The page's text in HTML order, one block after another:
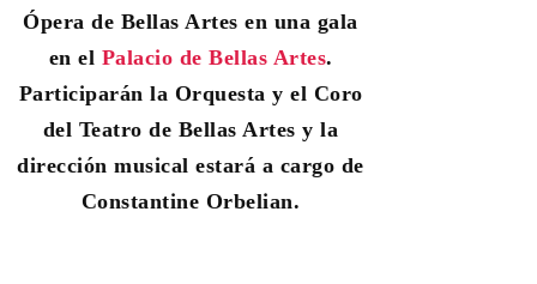
Ópera de Bellas Artes en una gala
en el Palacio de Bellas Artes.
Participarán la Orquesta y el Coro
del Teatro de Bellas Artes y la
dirección musical estará a cargo de
Constantine Orbelian.